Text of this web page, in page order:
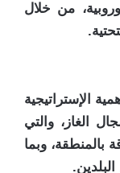
من خلال
الإستراتيجية
الغاز، والتي
بالمنطقة، وبما